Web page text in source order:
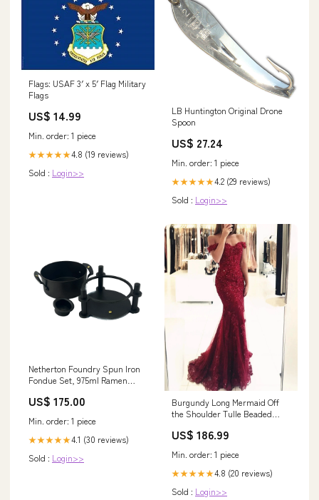
Flags: USAF 3′ x 5′ Flag Military
Flags
US$ 14.99
Min. order: 1 piece
★★★★★4.8 (19 reviews)
Sold : Login>>
LB Huntington Original Drone
Spoon
US$ 27.24
Min. order: 1 piece
★★★★★4.2 (29 reviews)
Sold : Login>>
Netherton Foundry Spun Iron
Fondue Set, 975ml Ramen
US$ 175.00
Min. order: 1 piece
★★★★★4.1 (30 reviews)
Sold : Login>>
Burgundy Long Mermaid Off
the Shoulder Tulle Beaded
Dresses With Sleeves
US$ 186.99
Min. order: 1 piece
★★★★★4.8 (20 reviews)
Sold : Login>>